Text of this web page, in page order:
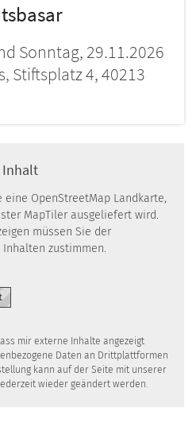
Sonntag, 29.11.2026
Stiftsplatz 4, 40213
Inhalt
OpenStreetMap Landkarte,
MapTiler ausgeliefert wird.
müssen Sie der
zustimmen.
mir externe Inhalte angezeigt
Daten an Drittplattformen
kann auf der Seite mit unserer
wieder geändert werden.